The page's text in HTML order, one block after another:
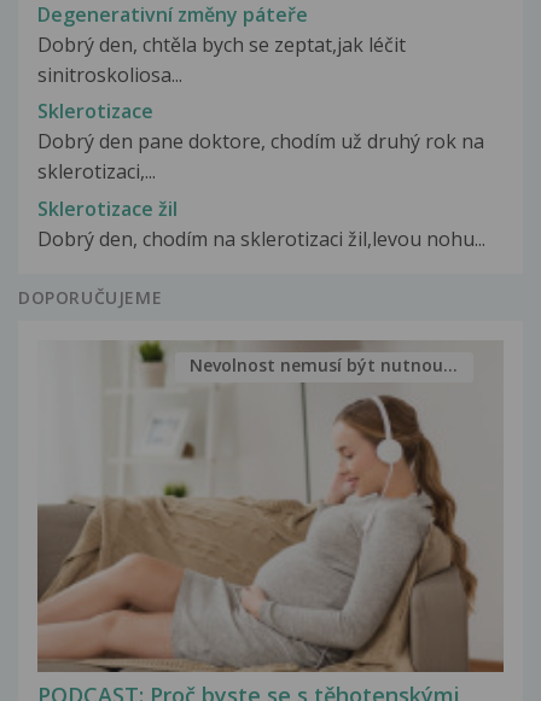
Degenerativní změny páteře
Dobrý den, chtěla bych se zeptat,jak léčit
sinitroskoliosa...
Sklerotizace
Dobrý den pane doktore, chodím už druhý rok na
sklerotizaci,...
Sklerotizace žil
Dobrý den, chodím na sklerotizaci žil,levou nohu...
DOPORUČUJEME
Nevolnost nemusí být nutnou...